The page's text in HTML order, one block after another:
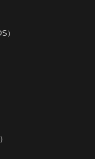
）